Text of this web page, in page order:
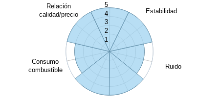
Estabilidad
Ruido
Consumo
combustible
Relación
calidad/precio
1
2
3
4
5